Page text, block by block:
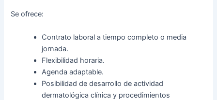
Se ofrece:
Contrato laboral a tiempo completo o media
jornada.
Flexibilidad horaria.
Agenda adaptable.
Posibilidad de desarrollo de actividad
dermatológica clínica y procedimientos